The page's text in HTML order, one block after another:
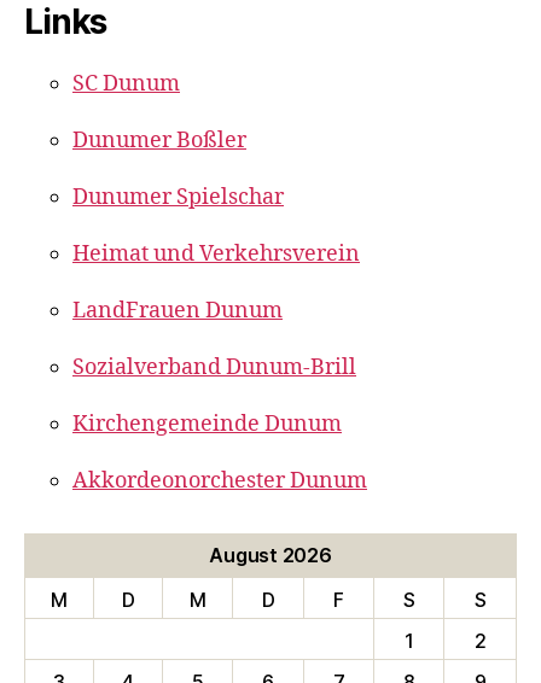
Links
SC Dunum
Dunumer Boßler
Dunumer Spielschar
Heimat und Verkehrsverein
LandFrauen Dunum
Sozialverband Dunum-Brill
Kirchengemeinde Dunum
Akkordeonorchester Dunum
August 2026
M
D M D F S
S
1
2